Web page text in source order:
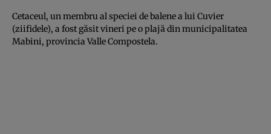
Cetaceul, un membru alspeciei de balene a lui Cuvier
(ziifidele), a fost găsit vineri pe o plajă din municipalitatea
Mabini, provincia Valle Compostela.